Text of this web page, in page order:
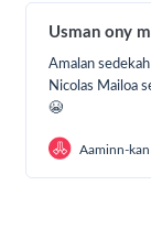
sama kita
tempat
pahalanya
sebarkan
dapat turut
perhatian
yang berlipat
Usman ony
Amalan
Nicolas Mailoa
😭
Aaminn-